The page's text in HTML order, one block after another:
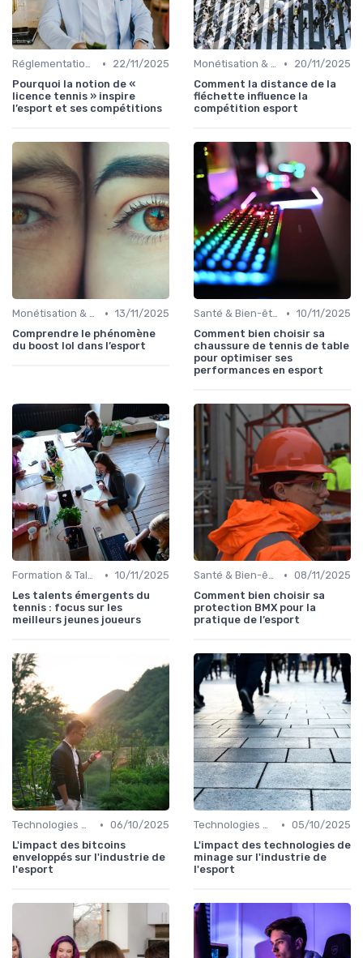
Réglementations & Licences •
22/11/2025
Pourquoi la notion de «
licence tennis » inspire
l’esport et ses compétitions
Monétisation & Sponsoring •
20/11/2025
Comment la distance de la
fléchette influence la
compétition esport
Monétisation & Sponsoring • 13/11/2025
Comprendre le phénomène
du boost lol dans l’esport
Santé & Bien-être • 10/11/2025
Comment bien choisir sa
chaussure de tennis de table
pour optimiser ses
performances en esport
Formation & Talents • 10/11/2025
Les talents émergents du
tennis : focus sur les
meilleurs jeunes joueurs
Santé & Bien-être • 08/11/2025
Comment bien choisir sa
protection BMX pour la
pratique de l’esport
Technologies & Infrastructures • 06/10/2025
L'impact des bitcoins
enveloppés sur l'industrie de
l'esport
Technologies & Infrastructures • 05/10/2025
L'impact des technologies de
minage sur l'industrie de
l'esport